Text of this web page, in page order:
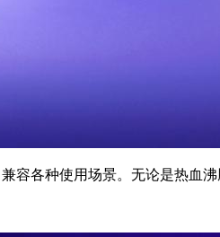
容各种使用场景。无论是热血